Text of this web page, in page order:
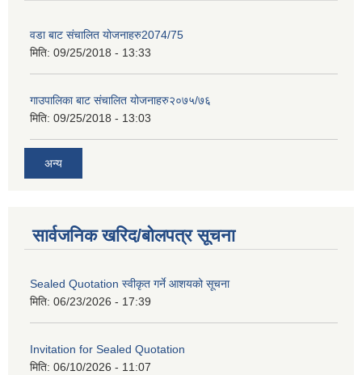
वडा बाट संचालित योजनाहरु2074/75
मिति: 09/25/2018 - 13:33
गाउपालिका बाट संचालित योजनाहरु२०७५/७६
मिति: 09/25/2018 - 13:03
अन्य
सार्वजनिक खरिद/बोलपत्र सूचना
Sealed Quotation स्वीकृत गर्ने आशयको सूचना
मिति: 06/23/2026 - 17:39
Invitation for Sealed Quotation
मिति: 06/10/2026 - 11:07